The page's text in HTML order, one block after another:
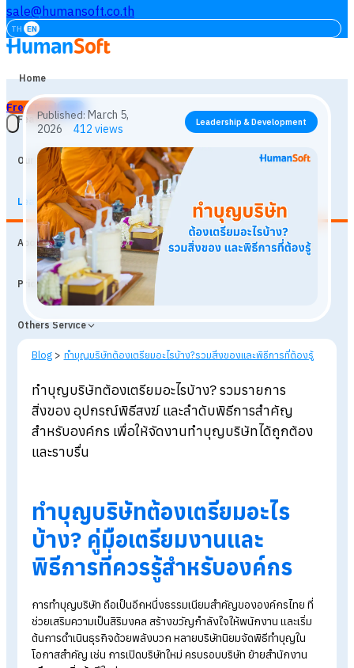
sale@humansoft.co.th
TH EN
Home
Features
Our Customers
Learning
About
Prices
Others Service
Free Trial
Published:March 5,
2026 412 views Leadership & Development
Blog > ทำบุญบริษัทต้องเตรียมอะไรบ้าง?รวมสิ่งของและพิธีการที่ต้อง
ทำบุญบริษัทต้องเตรียมอะไรบ้าง? รวมรายการ
สิ่งของ อุปกรณ์พิธีสงฆ์ และลำดับพิธีการสำคัญ
สำหรับองค์กร เพื่อให้จัดงานทำบุญบริษัทได้ถูกต้อ
และราบรื่น